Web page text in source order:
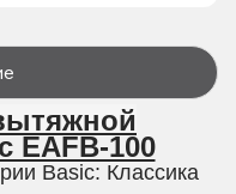
EAFB-100
Basic: Классика